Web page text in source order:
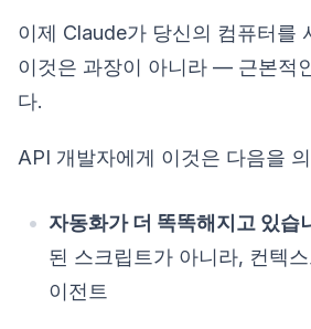
이제 Claude가 당신의 컴퓨터를
이것은 과장이 아니라 — 근본적
다.
API 개발자에게 이것은 다음을
자동화가 더 똑똑해지고 있습
된 스크립트가 아니라, 컨텍
이전트